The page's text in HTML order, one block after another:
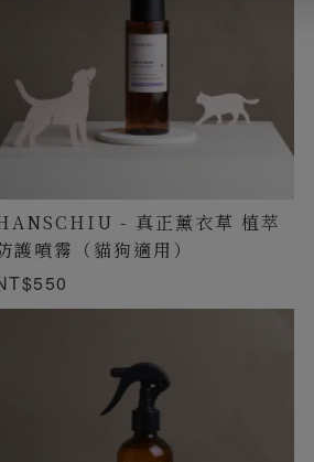
- 真正薰衣草 植萃
護噴霧（貓狗適用）